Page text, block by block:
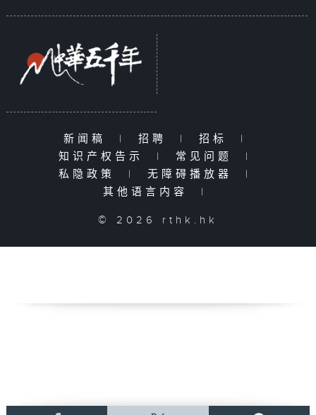
新闻稿 | 招聘 | 招标
|
知识产权告示
| 常见问题
|
私隐政策
| 无障碍播放器
|
其他语言内容
|
© 2026 rthk.hk